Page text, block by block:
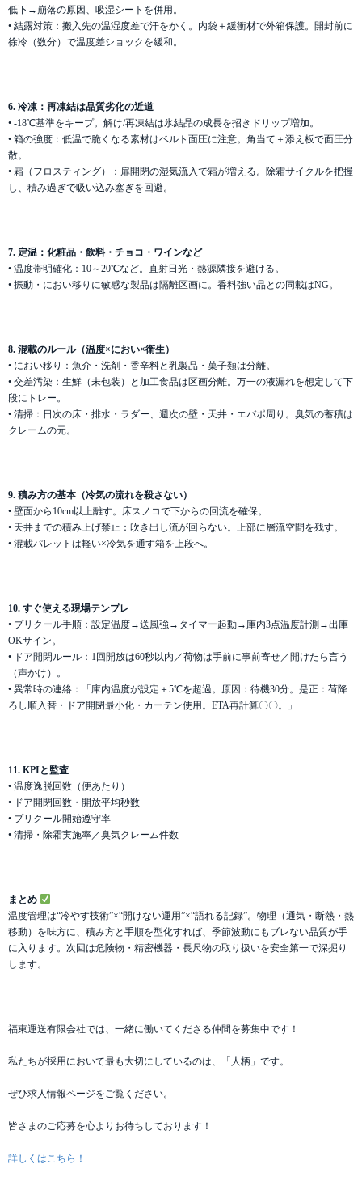
低下→崩落の原因、吸湿シートを併用。
• 結露対策：搬入先の温湿度差で汗をかく。内袋＋緩衝材で外箱保護。開封前に
徐冷（数分）で温度差ショックを緩和。
6. 冷凍：再凍結は品質劣化の近道
• -18℃基準をキープ。解け/再凍結は氷結晶の成長を招きドリップ増加。
• 箱の強度：低温で脆くなる素材はベルト面圧に注意。角当て＋添え板で面圧分
散。
• 霜（フロスティング）：扉開閉の湿気流入で霜が増える。除霜サイクルを把握
し、積み過ぎで吸い込み塞ぎを回避。
7. 定温：化粧品・飲料・チョコ・ワインなど
• 温度帯明確化：10～20℃など。直射日光・熱源隣接を避ける。
• 振動・におい移りに敏感な製品は隔離区画に。香料強い品との同載はNG。
8. 混載のルール（温度×におい×衛生）
• におい移り：魚介・洗剤・香辛料と乳製品・菓子類は分離。
• 交差汚染：生鮮（未包装）と加工食品は区画分離。万一の液漏れを想定して下
段にトレー。
• 清掃：日次の床・排水・ラダー、週次の壁・天井・エバポ周り。臭気の蓄積は
クレームの元。
9. 積み方の基本（冷気の流れを殺さない）
• 壁面から10cm以上離す。床スノコで下からの回流を確保。
• 天井までの積み上げ禁止：吹き出し流が回らない。上部に層流空間を残す。
• 混載パレットは軽い×冷気を通す箱を上段へ。
10. すぐ使える現場テンプレ
• プリクール手順：設定温度→送風強→タイマー起動→庫内3点温度計測→出庫
OKサイン。
• ドア開閉ルール：1回開放は60秒以内／荷物は手前に事前寄せ／開けたら言う
（声かけ）。
• 異常時の連絡：「庫内温度が設定＋5℃を超過。原因：待機30分。是正：荷降
ろし順入替・ドア開閉最小化・カーテン使用。ETA再計算〇〇。」
11. KPIと監査
• 温度逸脱回数（便あたり）
• ドア開閉回数・開放平均秒数
• プリクール開始遵守率
• 清掃・除霜実施率／臭気クレーム件数
まとめ
温度管理は“冷やす技術”×“開けない運用”×“語れる記録”。物理（通気・断熱・熱
移動）を味方に、積み方と手順を型化すれば、季節波動にもブレない品質が手
に入ります。次回は危険物・精密機器・長尺物の取り扱いを安全第一で深掘り
します。
福東運送有限会社では、一緒に働いてくださる仲間を募集中です！
私たちが採用において最も大切にしているのは、「人柄」です。
ぜひ求人情報ページをご覧ください。
皆さまのご応募を心よりお待ちしております！
詳しくはこちら！